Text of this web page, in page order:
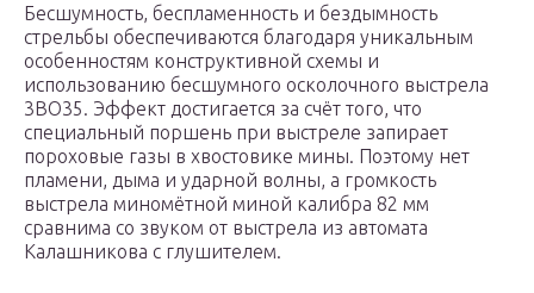
Бесшумность, беспламенность и бездымность
стрельбы обеспечиваются благодаря уникальным
особенностям конструктивной схемы и
использованию бесшумного осколочного выстрела
3ВО35. Эффект достигается за счёт того, что
специальный поршень при выстреле запирает
пороховые газы в хвостовике мины. Поэтому нет
пламени, дыма и ударной волны, а громкость
выстрела миномётной миной калибра 82 мм
сравнима со звуком от выстрела из автомата
Калашникова с глушителем.